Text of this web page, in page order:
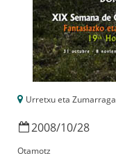
Urretxu eta Zumarraga
2008/10/28
Otamotz